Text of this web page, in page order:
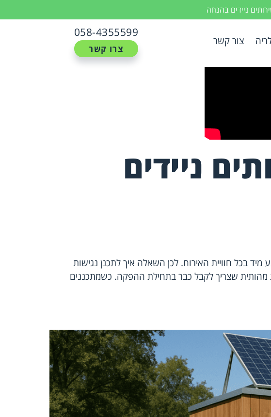
ניידים בהנחה
צור קשר
058-4355599
צרו קשר
ניידים
בכל חוויית האירוח. לכן השאלה איך לתכנן נגישות
מהותית שצריך לקבל כבר בתחילת ההפקה. כשמתכננים